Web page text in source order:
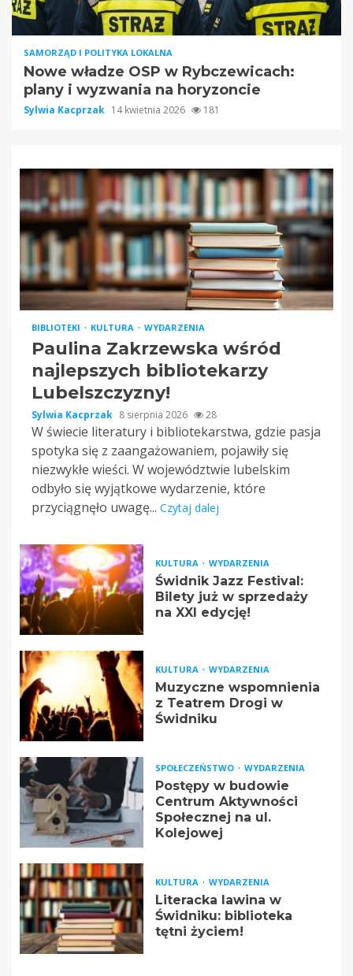
SAMORZĄD I POLITYKA LOKALNA
Nowe władze OSP w Rybczewicach:
plany i wyzwania na horyzoncie
Sylwia Kacprzak 14 kwietnia 2026 181
BIBLIOTEKI KULTURA WYDARZENIA
Paulina Zakrzewska wśród
najlepszych bibliotekarzy
Lubelszczyzny!
Sylwia Kacprzak 8 sierpnia 2026 28
W świecie literatury i bibliotekarstwa, gdzie pasja
spotyka się z zaangażowaniem, pojawiły się
niezwykłe wieści. W województwie lubelskim
odbyło się wyjątkowe wydarzenie, które
przyciągnęło uwagę... Czytaj dalej
KULTURA WYDARZENIA
Świdnik Jazz Festival:
Bilety już w sprzedaży
na XXI edycję!
KULTURA WYDARZENIA
Muzyczne wspomnienia
z Teatrem Drogi w
Świdniku
SPOŁECZEŃSTWO WYDARZENIA
Postępy w budowie
Centrum Aktywności
Społecznej na ul.
Kolejowej
KULTURA WYDARZENIA
Literacka lawina w
Świdniku: biblioteka
tętni życiem!